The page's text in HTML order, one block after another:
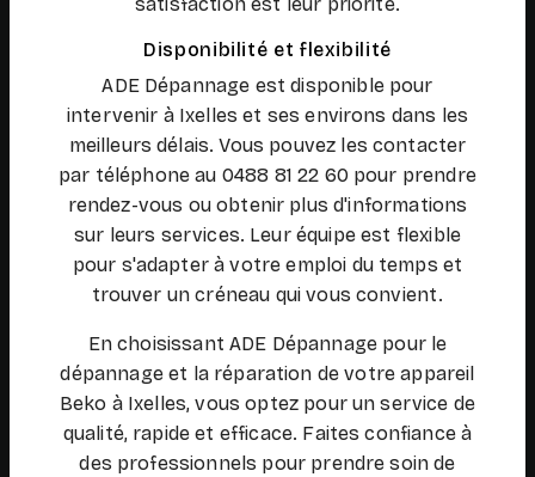
Disponibilité et flexibilité
ADE Dépannage est disponible pour
intervenir à Ixelles et ses environs dans les
meilleurs délais. Vous pouvez les contacter
par téléphone au 0488 81 22 60 pour prendre
rendez-vous ou obtenir plus d'informations
sur leurs services. Leur équipe est flexible
pour s'adapter à votre emploi du temps et
trouver un créneau qui vous convient.
En choisissant ADE Dépannage pour le
dépannage et la réparation de votre appareil
Beko à Ixelles, vous optez pour un service de
qualité, rapide et efficace. Faites confiance à
des professionnels pour prendre soin de